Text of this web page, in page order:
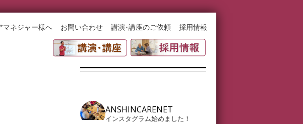
マネジャー様へ お問い合わせ 講演･講座のご依頼 採用情報
ANSHINCARENET
インスタグラム始めました！